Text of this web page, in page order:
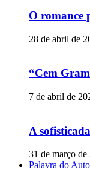
O romance
28 de abril de
“Cem
7 de abril de
A
31 de março de
Palavra do